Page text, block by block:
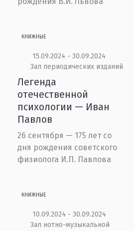
КНИЖНЫЕ
15.09.2024 - 30.09.2024
Зал периодических изданий
Легенда
отечественной
психологии — Иван
Павлов
26 сентября — 175 лет со
дня рождения советского
физиолога И.П. Павлова
КНИЖНЫЕ
10.09.2024 - 30.09.2024
Зал нотно-музыкальной